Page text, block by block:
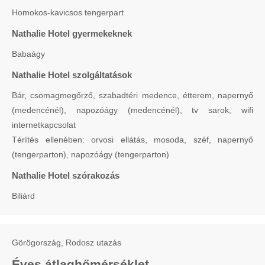
Homokos-kavicsos tengerpart
Nathalie Hotel gyermekeknek
Babaágy
Nathalie Hotel szolgáltatások
Bár, csomagmegőrző, szabadtéri medence, étterem, napernyő
(medencénél), napozóágy (medencénél), tv sarok, wifi
internetkapcsolat
Térítés ellenében: orvosi ellátás, mosoda, széf, napernyő
(tengerparton), napozóágy (tengerparton)
Nathalie Hotel szórakozás
Biliárd
Görögország, Rodosz utazás